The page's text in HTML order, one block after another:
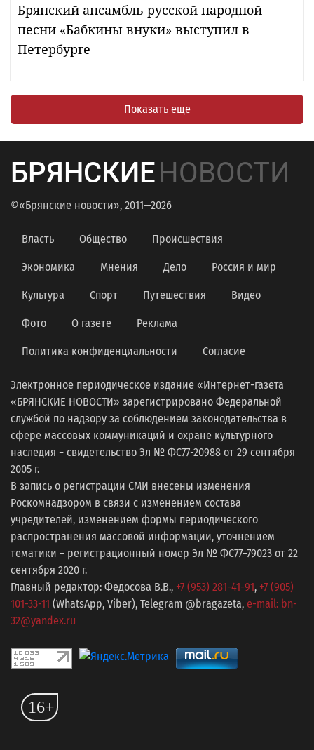
Брянский ансамбль русской народной
песни «Бабкины внуки» выступил в
Петербурге
Показать еще
БРЯНСКИЕНОВОСТИ
©«Брянские новости», 2011—2026
Власть Общество Происшествия
Экономика Мнения Дело Россия и мир
Культура Спорт Путешествия Видео
Фото О газете Реклама
Политика конфиденциальности Согласие
Электронное периодическое издание «Интернет-газета
«БРЯНСКИЕ НОВОСТИ» зарегистрировано Федеральной
службой по надзору за соблюдением законодательства в
сфере массовых коммуникаций и охране культурного
наследия − свидетельство Эл № ФС77-20988 от 29 сентября
2005 г.
В запись о регистрации СМИ внесены изменения
Роскомнадзором в связи с изменением состава
учредителей, изменением формы периодического
распространения массовой информации, уточнением
тематики − регистрационный номер Эл № ФС77−79023 от 22
сентября 2020 г.
Главный редактор: Федосова В.В., +7 (953) 281-41-91, +7 (905)
101-33-11 (WhatsApp, Viber), Telegram @bragazeta, e-mail: bn-
32@yandex.ru
16+